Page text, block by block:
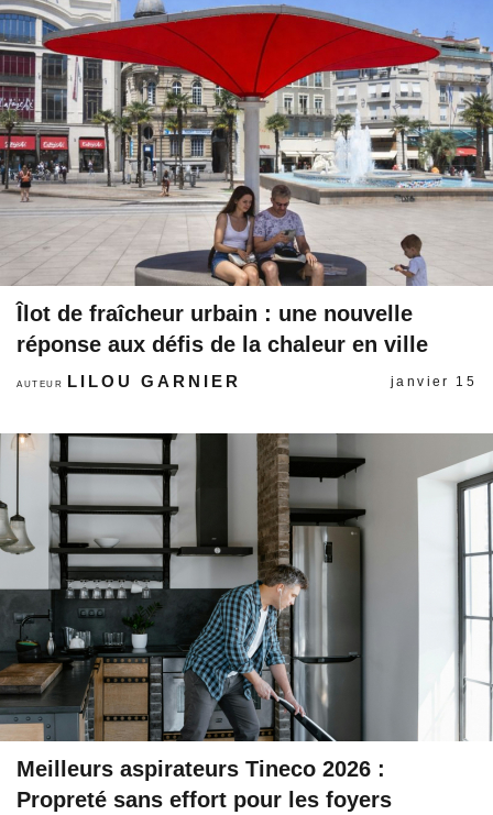
Îlot de fraîcheur urbain : une nouvelle
réponse aux défis de la chaleur en ville
AUTEUR LILOU GARNIER janvier 15
Meilleurs aspirateurs Tineco 2026 :
Propreté sans effort pour les foyers